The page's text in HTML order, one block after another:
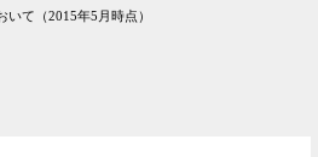
いて （2015年5月時点）